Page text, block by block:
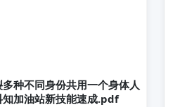
多种不同身份共用一个身体人
知加油站新技能速成.pdf